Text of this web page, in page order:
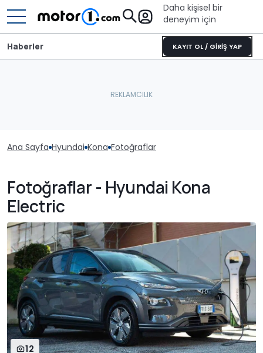
Daha kişisel bir
deneyim için
KAYIT OL / GİRİŞ YAP
Haberler
Ana Sayfa Hyundai Kona Fotoğraflar
Fotoğraflar - Hyundai Kona
Electric
12